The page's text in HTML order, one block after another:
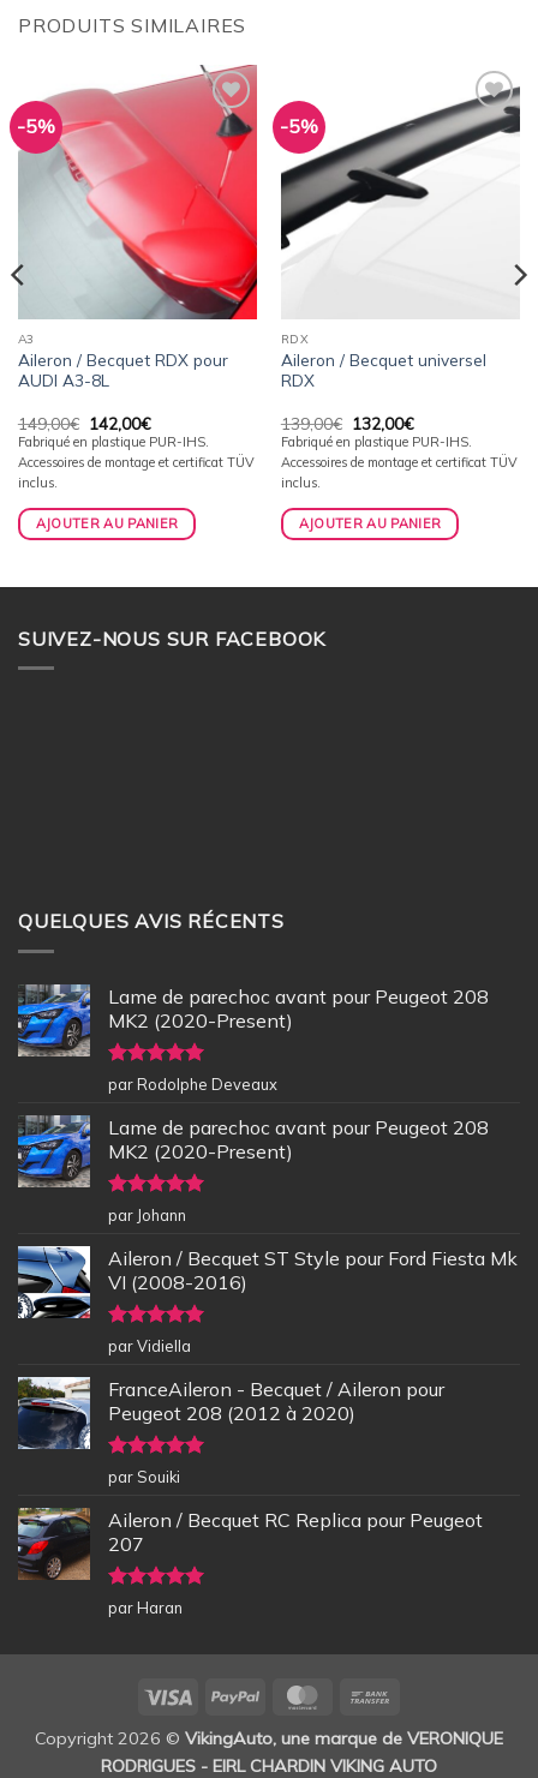
PRODUITS SIMILAIRES
-5%
Ajouter
à la
wishlist
A3
Aileron / Becquet RDX pour
AUDI A3-8L
149,00€ Le
prix
initial
était :
142,00€Le
prix
actuel
est :
Fabriqué en plastique PUR-IHS.
Accessoires de montage et certificat TÜV
inclus.
AJOUTER AU PANIER
-5%
Ajouter
à la
RDX
Aileron / Becquet universel
RDX
139,00€ Le
prix
initial
était :
132,00€Le
prix
actuel
est :
Fabriqué en plastique PUR-IHS.
Accessoires de montage et certificat TÜV
inclus.
AJOUTER AU PANIER
SUIVEZ-NOUS SUR FACEBOOK
QUELQUES AVIS RÉCENTS
Lame de parechoc avant pour Peugeot 208
MK2 (2020-Present)
Note5sur
5
par Rodolphe Deveaux
Lame de parechoc avant pour Peugeot 208
MK2 (2020-Present)
Note5sur
5
par Johann
Aileron / Becquet ST Style pour Ford Fiesta Mk
VI (2008-2016)
Note5sur
5
par Vidiella
FranceAileron - Becquet / Aileron pour
Peugeot 208 (2012 à 2020)
Note5sur
5
par Souiki
Aileron / Becquet RC Replica pour Peugeot
207
Note5sur
5
par Haran
Visa PayPal MasterCard
Copyright 2026 © VikingAuto, une marque de VERONIQUE
RODRIGUES - EIRL CHARDIN VIKING AUTO